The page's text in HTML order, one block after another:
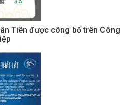
Tiên được công bố trên Công